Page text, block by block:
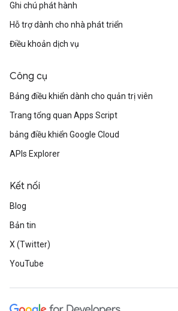
Ghi chú phát hành
Hỗ trợ dành cho nhà phát triển
Điều khoản dịch vụ
Công cụ
Bảng điều khiển dành cho quản trị viên
Trang tổng quan Apps Script
bảng điều khiển Google Cloud
APIs Explorer
Kết nối
Blog
Bản tin
X (Twitter)
YouTube